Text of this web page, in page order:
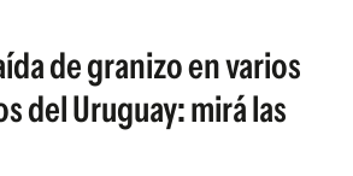
de granizo en varios
del Uruguay: mirá las